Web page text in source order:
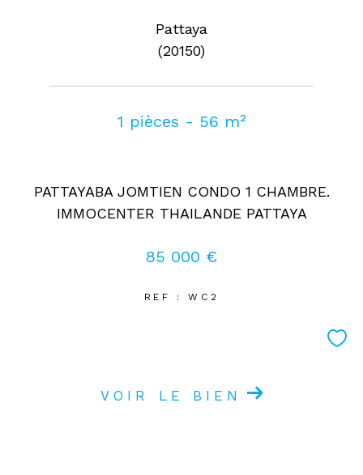
Pattaya
(20150)
1 pièces - 56 m²
PATTAYABA JOMTIEN CONDO 1 CHAMBRE.
IMMOCENTER THAILANDE PATTAYA
85 000 €
REF : WC2
VOIR LE BIEN